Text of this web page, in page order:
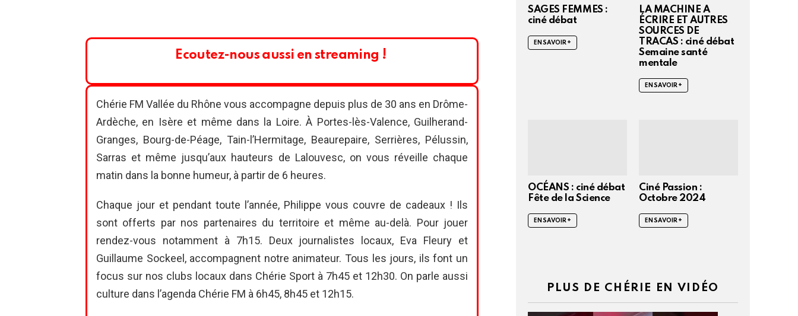
Ecoutez-nous aussi en streaming !
Chérie FM Vallée du Rhône vous accompagne depuis plus de 30 ans en Drôme-
Ardèche, en Isère et même dans la Loire. À Portes-lès-Valence, Guilherand-
Granges, Bourg-de-Péage, Tain-l’Hermitage, Beaurepaire, Serrières, Pélussin,
Sarras et même jusqu’aux hauteurs de Lalouvesc, on vous réveille chaque
matin dans la bonne humeur, à partir de 6 heures.
Chaque jour et pendant toute l’année, Philippe vous couvre de cadeaux ! Ils
sont offerts par nos partenaires du territoire et même au-delà. Pour jouer
rendez-vous notamment à 7h15. Deux journalistes locaux, Eva Fleury et
Guillaume Sockeel, accompagnent notre animateur. Tous les jours, ils font un
focus sur nos clubs locaux dans Chérie Sport à 7h45 et 12h30. On parle aussi
culture dans l’agenda Chérie FM à 6h45, 8h45 et 12h15.
SAGES FEMMES :
ciné débat
EN SAVOIR +
LA MACHINE A
ÉCRIRE ET AUTRES
SOURCES DE
TRACAS : ciné débat
Semaine santé
mentale
EN SAVOIR +
OCÉANS : ciné débat
Fête de la Science
EN SAVOIR +
Ciné Passion :
Octobre 2024
EN SAVOIR +
PLUS DE CHÉRIE EN VIDÉO